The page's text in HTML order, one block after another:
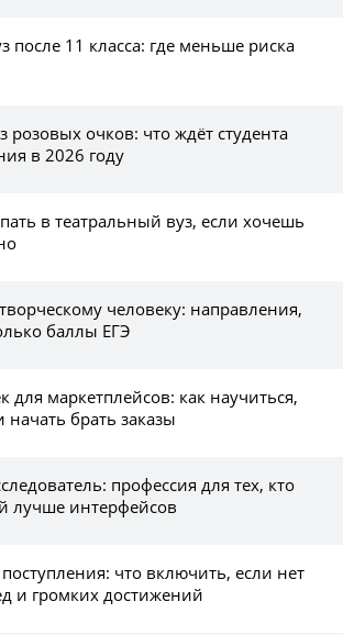
после 11 класса: где меньше риска
розовых очков: что ждёт студента
в 2026 году
в театральный вуз, если хочешь
человеку: направления,
баллы ЕГЭ
для маркетплейсов: как научиться,
начать брать заказы
профессия для тех, кто
лучше интерфейсов
что включить, если нет
и громких достижений